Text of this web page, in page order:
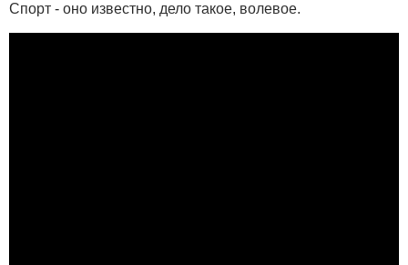
Спорт - оно известно, дело такое, волевое.